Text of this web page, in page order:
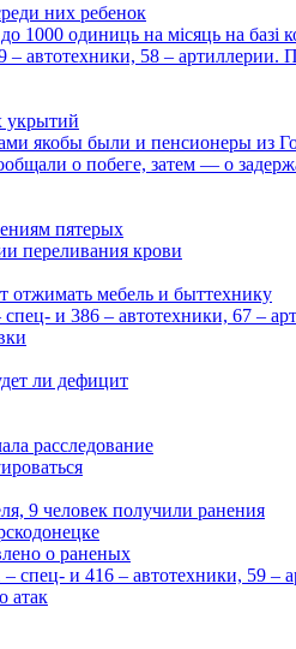
них ребенок
одиниць на місяць на базі
автотехники, 58 –
укрытий
якобы были и пенсионеры из
о побеге, затем — о
пятерых
переливания крови
отжимать мебель и быттехнику
и 386 – автотехники, 67 –
ли дефицит
расследование
9 человек получили ранения
о раненых
и 416 – автотехники, 59
атак